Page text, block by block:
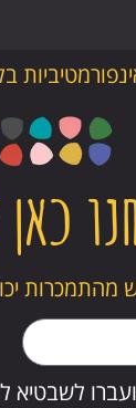
מהתמכרות